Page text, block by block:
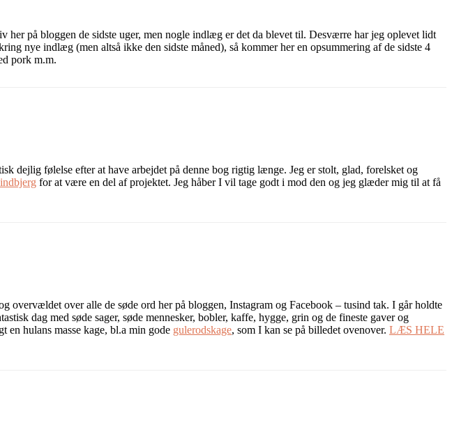
på bloggen de sidste uger, men nogle indlæg er det da blevet til. Desværre har jeg oplevet lidt
nye indlæg (men altså ikke den sidste måned), så kommer her en opsummering af de sidste 4
pork m.m.
dejlig følelse efter at have arbejdet på denne bog rigtig længe. Jeg er stolt, glad, forelsket og
for at være en del af projektet. Jeg håber I vil tage godt i mod den og jeg glæder mig til at få
overvældet over alle de søde ord her på bloggen, Instagram og Facebook – tusind tak. I går holdte
dag med søde sager, søde mennesker, bobler, kaffe, hygge, grin og de fineste gaver og
en hulans masse kage, bl.a min gode gulerodskage, som I kan se på billedet ovenover. LÆS HELE